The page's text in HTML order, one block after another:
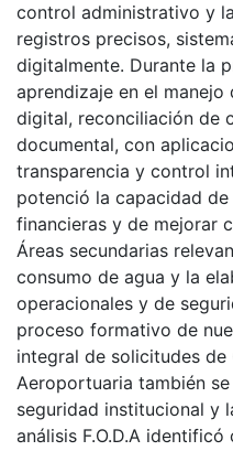
control administrativo y
registros precisos,
digitalmente. Durante la
aprendizaje en el
digital, reconciliación de
documental, con
transparencia y control
potenció la capacidad
financieras y de mejorar
Áreas secundarias
consumo de agua y la
operacionales y de
proceso formativo de
integral de solicitudes de
Aeroportuaria también
seguridad institucional y
análisis F.O.D.A